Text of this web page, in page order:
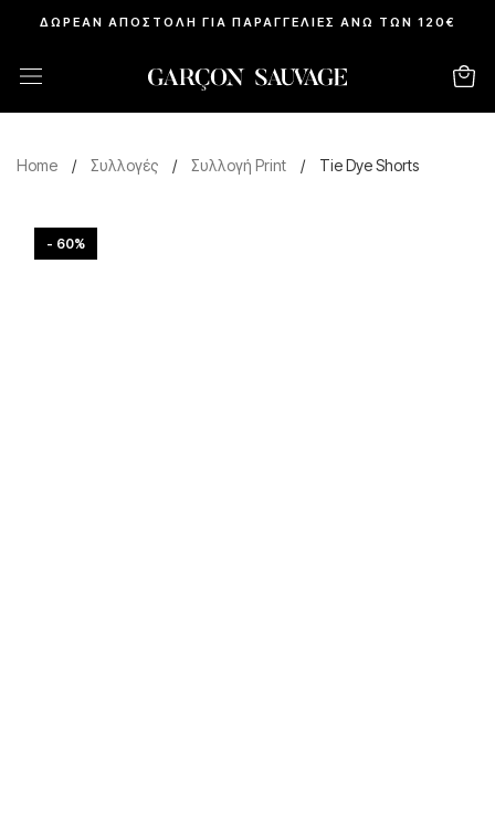
ΔΩΡΕΑΝ ΑΠΟΣΤΟΛΗ ΓΙΑ ΠΑΡΑΓΓΕΛΙΕΣ ΑΝΩ ΤΩΝ 120€
Home / Συλλογές / Συλλογή Print / Tie Dye Shorts
- 60%